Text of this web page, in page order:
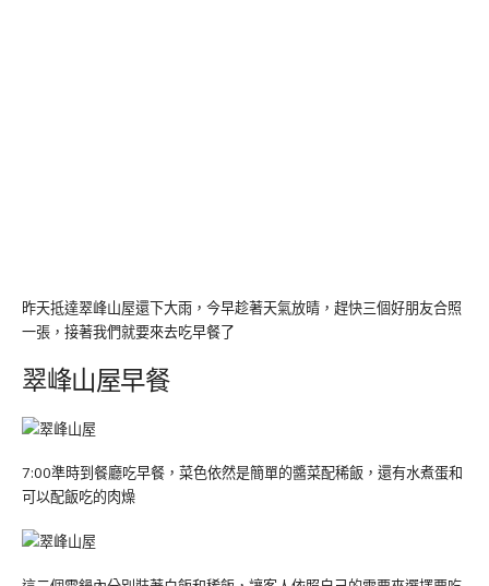
昨天抵達翠峰山屋還下大雨，今早趁著天氣放晴，趕快三個好朋友合照
一張，接著我們就要來去吃早餐了
翠峰山屋早餐
7:00準時到餐廳吃早餐，菜色依然是簡單的醬菜配稀飯，還有水煮蛋和
可以配飯吃的肉燥